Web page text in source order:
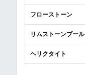
フローストーン
リムストーンプール
ヘリクタイト